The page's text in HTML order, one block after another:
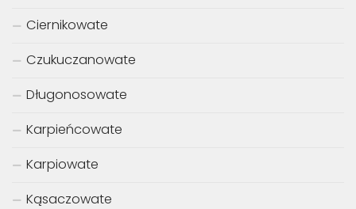
Ciernikowate
Czukuczanowate
Długonosowate
Karpieńcowate
Karpiowate
Kąsaczowate